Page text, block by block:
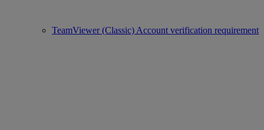
TeamViewer (Classic) Account verification requirement